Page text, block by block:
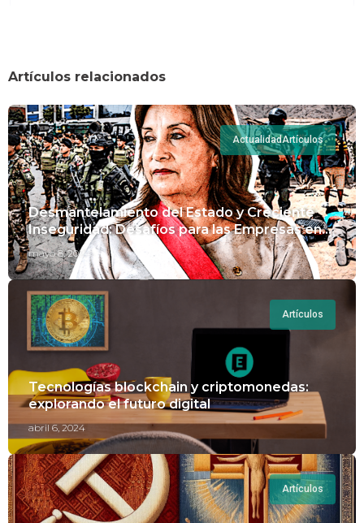
Artículos relacionados
ActualidadArtículos
Desmantelamiento del Estado y Creciente
Inseguridad: Desafíos para las Empresas en
Perú.
mayo 8, 2024
Artículos
Tecnologías blockchain y criptomonedas:
explorando el futuro digital
abril 6, 2024
Artículos